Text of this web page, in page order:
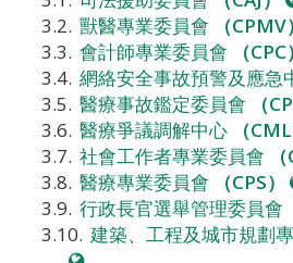
獸醫專業委員會 （CPMV）
會計師專業委員會 （CPC）
網絡安全事故預警及應急
醫療事故鑑定委員會
（
醫療爭議調解中心 （
社會工作者專業委員會
醫療專業委員會 （CPS）
行政長官選舉管理委員會
建築、工程及城市規劃